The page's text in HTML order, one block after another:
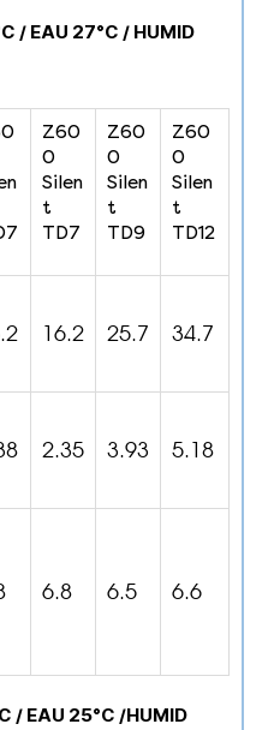
/ EAU 27°C / HUMID
Z60
0
Silen
t
TD7
Z60
0
Silen
t
TD9
Z60
0
Silen
t
TD12
16.2 25.7 34.7
2.35 3.93 5.18
6.8 6.5 6.6
/ EAU 25°C /HUMID